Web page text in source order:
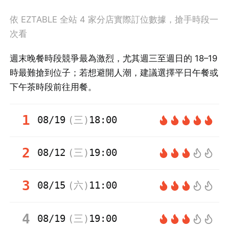
依 EZTABLE 全站 4 家分店實際訂位數據，搶手時段一
次看
週末晚餐時段競爭最為激烈，尤其週三至週日的 18–19
時最難搶到位子；若想避開人潮，建議選擇平日午餐或
下午茶時段前往用餐。
1 08/19 (三) 18:00
2 08/12 (三) 19:00
3 08/15 (六) 11:00
4 08/19 (三 ) 19:00